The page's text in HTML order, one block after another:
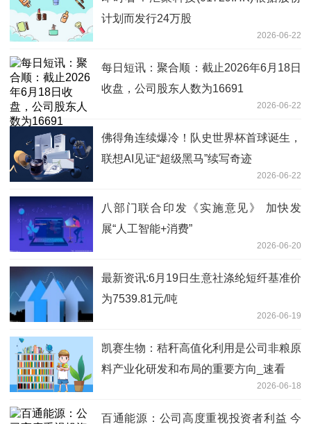
计划而发行24万股
2026-06-22
每日短讯：聚合顺：截止2026年6月18日
收盘，公司股东人数为16691
2026-06-22
佛得角连续爆冷！队史世界杯首球诞生，
联想AI见证“超级黑马”续写奇迹
2026-06-22
八部门联合印发《实施意见》 加快发
展“人工智能+消费”
2026-06-20
最新资讯:6月19日生意社涤纶短纤基准价
为7539.81元/吨
2026-06-19
凯赛生物：秸秆高值化利用是公司非粮原
料产业化研发和布局的重要方向_速看
2026-06-18
百通能源：公司高度重视投资者利益 今